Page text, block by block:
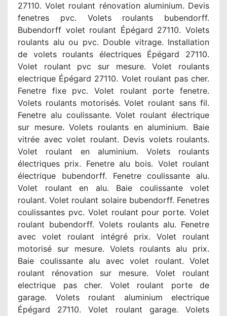
27110. Volet roulant rénovation aluminium. Devis
fenetres pvc. Volets roulants bubendorff.
Bubendorff volet roulant Épégard 27110. Volets
roulants alu ou pvc. Double vitrage. Installation
de volets roulants électriques Épégard 27110.
Volet roulant pvc sur mesure. Volet roulants
electrique Épégard 27110. Volet roulant pas cher.
Fenetre fixe pvc. Volet roulant porte fenetre.
Volets roulants motorisés. Volet roulant sans fil.
Fenetre alu coulissante. Volet roulant électrique
sur mesure. Volets roulants en aluminium. Baie
vitrée avec volet roulant. Devis volets roulants.
Volet roulant en aluminium. Volets roulants
électriques prix. Fenetre alu bois. Volet roulant
électrique bubendorff. Fenetre coulissante alu.
Volet roulant en alu. Baie coulissante volet
roulant. Volet roulant solaire bubendorff. Fenetres
coulissantes pvc. Volet roulant pour porte. Volet
roulant bubendorff. Volets roulants alu. Fenetre
avec volet roulant intégré prix. Volet roulant
motorisé sur mesure. Volets roulants alu prix.
Baie coulissante alu avec volet roulant. Volet
roulant rénovation sur mesure. Volet roulant
electrique pas cher. Volet roulant porte de
garage. Volets roulant aluminium electrique
Épégard 27110. Volet roulant garage. Volets